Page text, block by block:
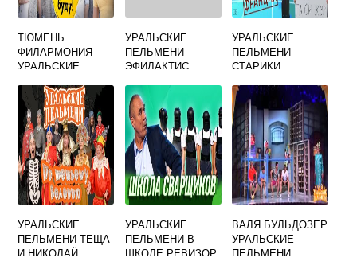
ТЮМЕНЬ
ФИЛАРМОНИЯ
УРАЛЬСКИЕ
УРАЛЬСКИЕ
ПЕЛЬМЕНИ
ЭФИЛАКТИС
УРАЛЬСКИЕ
ПЕЛЬМЕНИ
СТАРИКИ
УРАЛЬСКИЕ
ПЕЛЬМЕНИ ТЕЩА
И НИКОЛАЙ
УРАЛЬСКИЕ
ПЕЛЬМЕНИ В
ШКОЛЕ РЕВИЗОР
ВАЛЯ БУЛЬДОЗЕР
УРАЛЬСКИЕ
ПЕЛЬМЕНИ